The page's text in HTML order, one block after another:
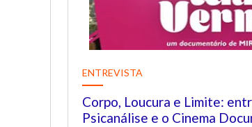
ENTREVISTA
Corpo, Loucura e Limite:
Psicanálise e o Cinema